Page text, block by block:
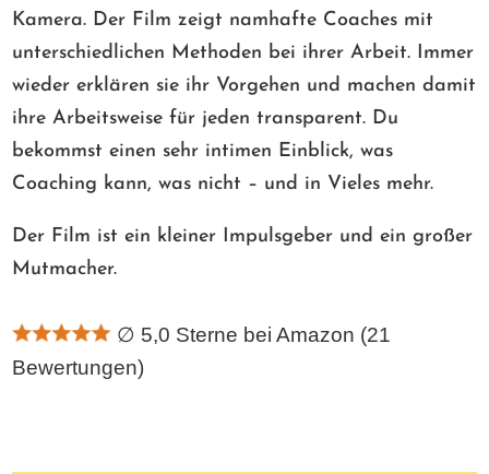
Kamera. Der Film zeigt namhafte Coaches mit
unterschiedlichen Methoden bei ihrer Arbeit. Immer
wieder erklären sie ihr Vorgehen und machen damit
ihre Arbeitsweise für jeden transparent. Du
bekommst einen sehr intimen Einblick, was
Coaching kann, was nicht – und in Vieles mehr.
Der Film ist ein kleiner Impulsgeber und ein großer
Mutmacher.
∅ 5,0 Sterne bei Amazon (21
Bewertungen)